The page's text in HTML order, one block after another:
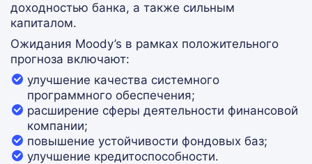
доходностью банка, а также сильным
капиталом.
Ожидания Moody’s в рамках положительного
прогноза включают:
улучшение качества системного
программного обеспечения;
расширение сферы деятельности финансовой
компании;
повышение устойчивости фондовых баз;
улучшение кредитоспособности.